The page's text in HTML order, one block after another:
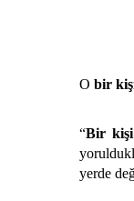
O bir
“Bir kişi
yerde